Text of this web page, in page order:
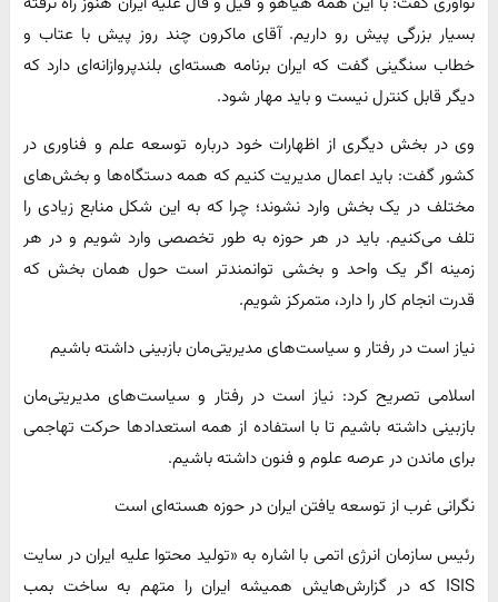
بسیار بزرگی پیش رو داریم. آقای ماکرون چند روز پیش با عتاب و
خطاب سنگینی گفت که ایران برنامه هسته‌ای بلندپروازانه‌ای دارد که
دیگر قابل کنترل نیست و باید مهار شود.
وی در بخش دیگری از اظهارات خود درباره توسعه علم و فناوری در
کشور گفت: باید اعمال مدیریت کنیم که همه دستگاه‌ها و بخش‌های
مختلف در یک بخش وارد نشوند؛ چرا که به این شکل منابع زیادی را
تلف می‌کنیم. باید در هر حوزه به طور تخصصی وارد شویم و در هر
زمینه اگر یک واحد و بخشی توانمندتر است حول همان بخش که
قدرت انجام کار را دارد، متمرکز شویم.
نیاز است در رفتار و سیاست‌های مدیریتی‌مان بازبینی داشته باشیم
اسلامی تصریح کرد: نیاز است در رفتار و سیاست‌های مدیریتی‌مان
بازبینی داشته باشیم تا با استفاده‌ از همه استعدادها حرکت تهاجمی
برای ماندن در عرصه علوم و فنون داشته باشیم.
نگرانی‌ غرب از توسعه یافتن ایران در حوزه هسته‌ای است
رئیس سازمان انرژی اتمی با اشاره به «تولید محتوا علیه ایران در سایت
ISIS که در گزارش‌هایش همیشه ایران را متهم به ساخت بمب